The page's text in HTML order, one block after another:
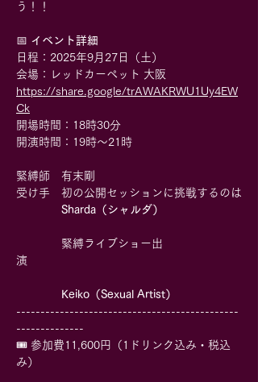
う！！
📅 イベント詳細
日程：2025年9月27日（土）
会場：レッドカーペット 大阪
https://share.google/trAWAKRWU1Uy4EW
Ck
開場時間：18時30分
開演時間：19時〜21時
緊縛師　有末剛
受け手　初の公開セッションに挑戦するのは
Sharda（シャルダ）
緊縛ライブショー出
演
Keiko（Sexual Artist）
----------------------------------------------
--------------
🎟 参加費11,600円（1ドリンク込み・税込
み）